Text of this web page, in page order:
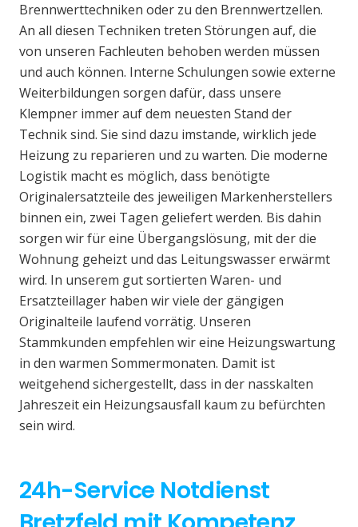
Brennwerttechniken oder zu den Brennwertzellen.
An all diesen Techniken treten Störungen auf, die
von unseren Fachleuten behoben werden müssen
und auch können. Interne Schulungen sowie externe
Weiterbildungen sorgen dafür, dass unsere
Klempner immer auf dem neuesten Stand der
Technik sind. Sie sind dazu imstande, wirklich jede
Heizung zu reparieren und zu warten. Die moderne
Logistik macht es möglich, dass benötigte
Originalersatzteile des jeweiligen Markenherstellers
binnen ein, zwei Tagen geliefert werden. Bis dahin
sorgen wir für eine Übergangslösung, mit der die
Wohnung geheizt und das Leitungswasser erwärmt
wird. In unserem gut sortierten Waren- und
Ersatzteillager haben wir viele der gängigen
Originalteile laufend vorrätig. Unseren
Stammkunden empfehlen wir eine Heizungswartung
in den warmen Sommermonaten. Damit ist
weitgehend sichergestellt, dass in der nasskalten
Jahreszeit ein Heizungsausfall kaum zu befürchten
sein wird.
24h-Service Notdienst